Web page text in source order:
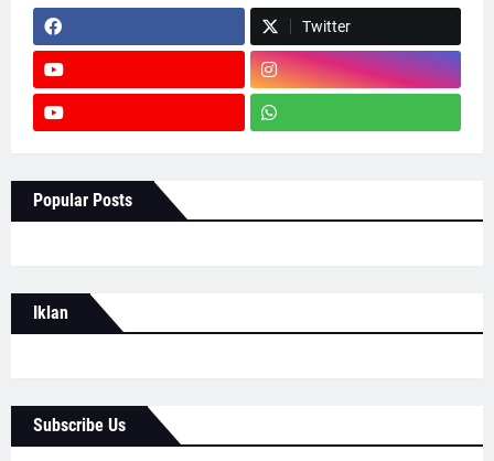
Twitter
Popular Posts
Iklan
Subscribe Us